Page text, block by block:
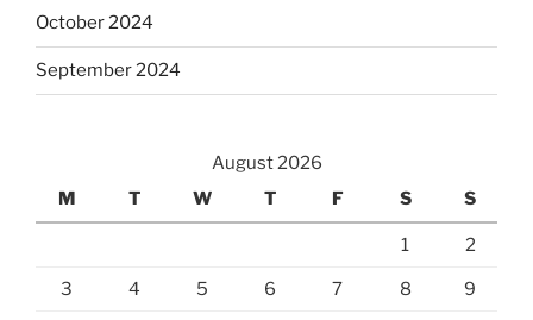
October 2024
September 2024
August 2026
M
T W T F S S
1 2
3 4 5 6 7 8 9